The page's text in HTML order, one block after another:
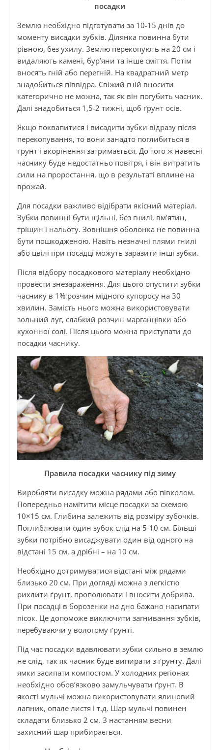
посадки
Землю необхідно підготувати за 10-15 днів до
моменту висадки зубків. Ділянка повинна бути
рівною, без ухилу. Землю перекопують на 20 см і
видаляють камені, бур’яни та інше сміття. Потім
вносять гній або перегній. На квадратний метр
знадобиться піввідра. Свіжий гній вносити
категорично не можна, так як він погубить часник.
Далі знадобиться 1,5-2 тижні, щоб ґрунт осів.
Якщо поквапитися і висадити зубки відразу після
перекопування, то вони занадто поглибиться в
ґрунт і вкорінення затримається. До того ж навесні
часнику буде недостатньо повітря, і він витратить
сили на проростання, що в результаті вплине на
врожай.
Для посадки важливо відібрати якісний матеріал.
Зубки повинні бути щільні, без гнилі, вм’ятин,
тріщин і нальоту. Зовнішня оболонка не повинна
бути пошкодженою. Навіть незначні плями гнилі
або цвілі при посадці можуть заразити інші зубки.
Після відбору посадкового матеріалу необхідно
провести знезараження. Для цього опустити зубки
часнику в 1% розчин мідного купоросу на 30
хвилин. Замість нього можна використовувати
зольний луг, слабкий розчин марганцівки або
кухонної солі. Після цього можна приступати до
посадки часнику.
Правила посадки часнику під зиму
Виробляти висадку можна рядами або півколом.
Попередньо намітити місце посадки за схемою
10×15 см. Глибина залежить від розміру зубочків.
Поглиблювати один зубок слід на 5-10 см. Більші
зубки потрібно висаджувати один від одного на
відстані 15 см, а дрібні – на 10 см.
Необхідно дотримуватися відстані між рядами
близько 20 см. При догляді можна з легкістю
рихлити ґрунт, прополювати і вносити добрива.
При посадці в борозенки на дно бажано насипати
пісок. Це допоможе виключити загнивання зубків,
перебуваючи у вологому ґрунті.
Під час посадки вдавлювати зубки сильно в землю
не слід, так як часник буде випирати з ґрунту. Далі
ямки засипати компостом. У холодних регіонах
необхідно обов’язково замульчувати ґрунт. В
якості мульчі можна використовувати ялиновий
лапник, опале листя і т.д. Шар мульчі повинен
складати близько 2 см. З настанням весни
захисний шар прибирається.